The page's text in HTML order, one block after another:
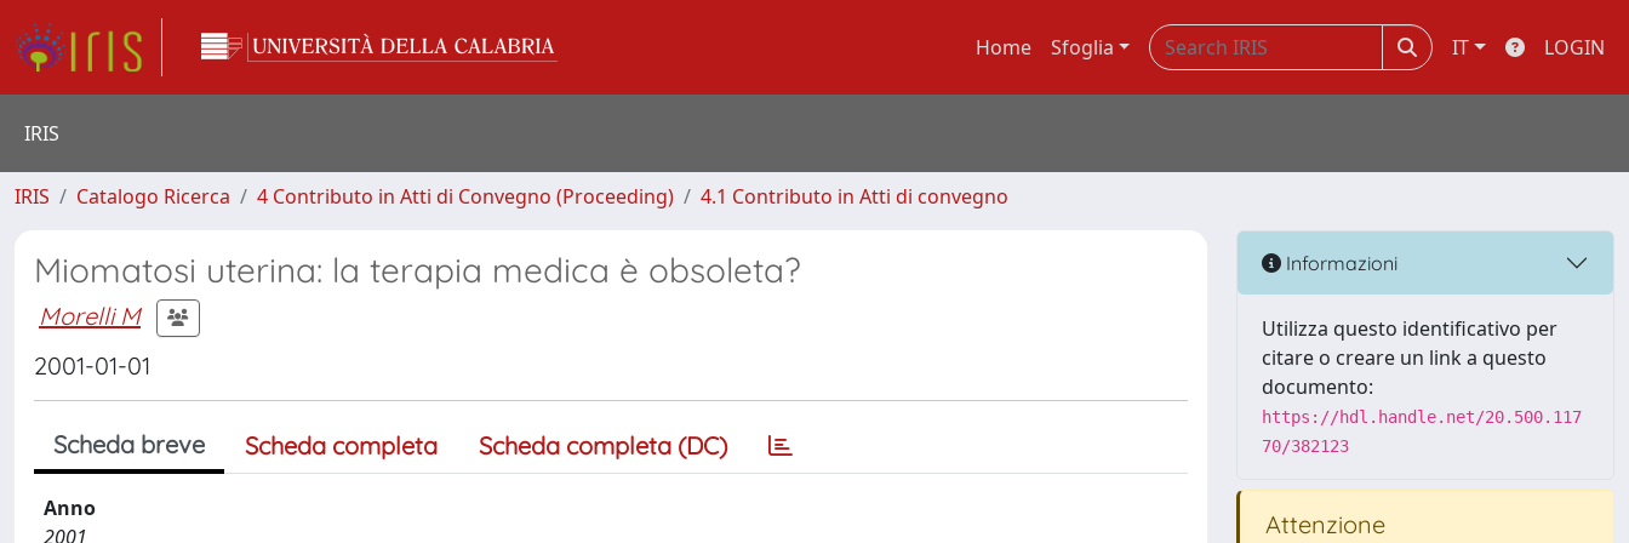
Home Sfoglia IT LOGIN
IRIS
IRIS Catalogo Ricerca 4 Contributo in Atti di Convegno (Proceeding) 4.1 Contributo in Atti di convegno
Miomatosi uterina: la terapia medica è obsoleta?
Morelli M
2001-01-01
Scheda breve Scheda completa Scheda completa (DC)
Anno
2001
Informazioni
Utilizza questo identificativo per
citare o creare un link a questo
documento:
https://hdl.handle.net/20.500.117
70/382123
Attenzione